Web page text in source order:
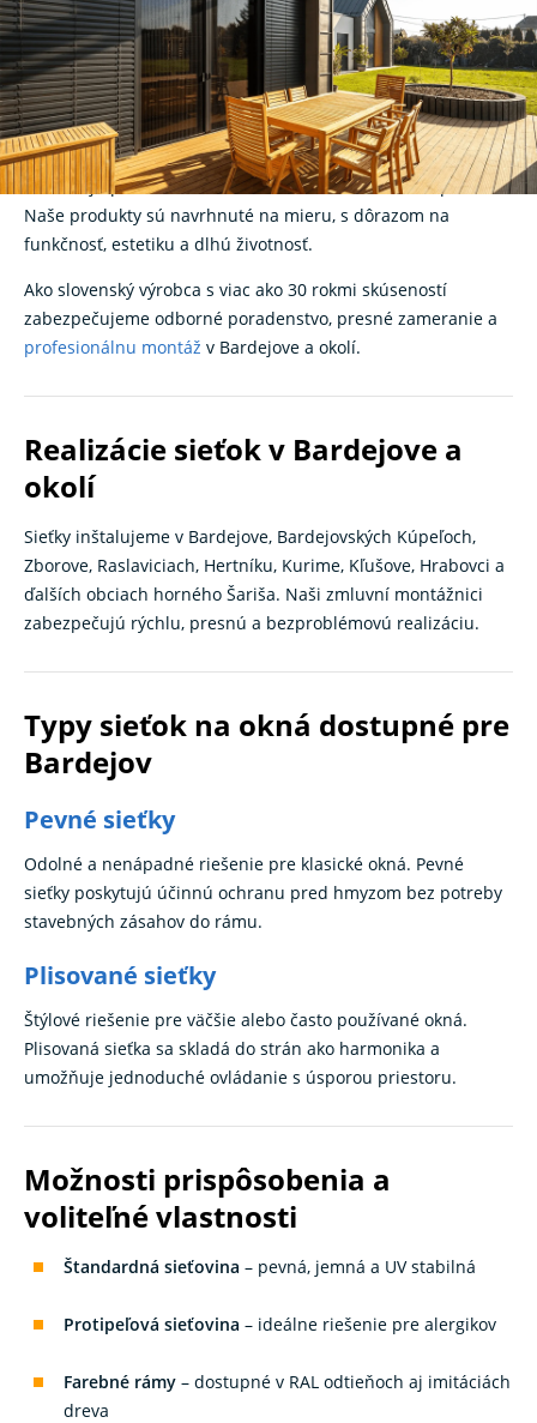
účinná ochrana pred
hmyzom na mieru
Hľadáte kvalitnésieťky na oknáv Bardejove? VK‑systeme
vyrábame a montujeme moderné siete proti hmyzu, ktoré
umožňujú pohodlné vetranie bez komárov, múch či peľu.
Naše produkty sú navrhnuté na mieru, s dôrazom na
funkčnosť, estetiku a dlhú životnosť.
Ako slovenský výrobca s viac ako 30 rokmi skúseností
zabezpečujeme odborné poradenstvo, presné zameranie a
profesionálnu montáž v Bardejove a okolí.
Realizácie sieťok v Bardejove a
okolí
Sieťky inštalujeme v Bardejove, Bardejovských Kúpeľoch,
Zborove, Raslaviciach, Hertníku, Kurime, Kľušove, Hrabovci a
ďalších obciach horného Šariša. Naši zmluvní montážnici
zabezpečujú rýchlu, presnú a bezproblémovú realizáciu.
Typy sieťok na okná dostupné pre
Bardejov
Pevné sieťky
Odolné a nenápadné riešenie pre klasické okná. Pevné
sieťky poskytujú účinnú ochranu pred hmyzom bez potreby
stavebných zásahov do rámu.
Plisované sieťky
Štýlové riešenie pre väčšie alebo často používané okná.
Plisovaná sieťka sa skladá do strán ako harmonika a
umožňuje jednoduché ovládanie s úsporou priestoru.
Možnosti prispôsobenia a
voliteľné vlastnosti
Štandardná sieťovina – pevná, jemná a UV stabilná
Protipeľová sieťovina – ideálne riešenie pre alergikov
Farebné rámy – dostupné v RAL odtieňoch aj imitáciách
dreva